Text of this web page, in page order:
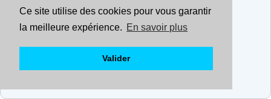
Ce site utilise des cookies pour vous garantir
la meilleure expérience. En savoir plus
Valider
Faire un don
Contact